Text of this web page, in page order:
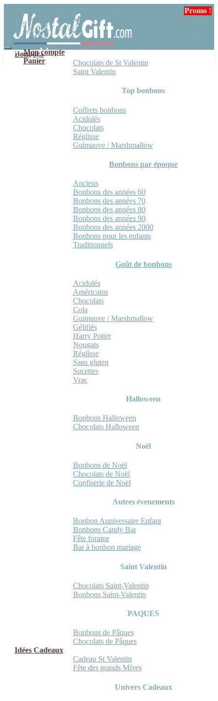
navigation
contenu
Mon compte
Panier
Bonbons
Chocolats de St Valentin
Saint Valentin
Top bonbons
Coffrets bonbons
Acidulés
Chocolats
Réglisse
Guimauve / Marshmallow
Bonbons par époque
Anciens
Bonbons des années 60
Bonbons des années 70
Bonbons des années 80
Bonbons des années 90
Bonbons des années 2000
Bonbons pour les enfants
Traditionnels
Goût de bonbons
Acidulés
Américains
Chocolats
Cola
Guimauve / Marshmallow
Gélifiés
Harry Potter
Nougats
Réglisse
Sans gluten
Sucettes
Vrac
Halloween
Bonbons Halloween
Chocolats Halloween
Noël
Bonbons de Noël
Chocolats de Noël
Confiserie de Noël
Autres évenements
Bonbon Anniversaire Enfant
Bonbons Candy Bar
Fête foraine
Bar à bonbon mariage
Saint Valentin
Chocolats Saint-Valentin
Bonbons Saint-Valentin
PAQUES
Bonbons de Pâques
Chocolats de Pâques
Idées Cadeaux
Cadeau St Valentin
Fête des grands Mères
Univers Cadeaux
Promo !